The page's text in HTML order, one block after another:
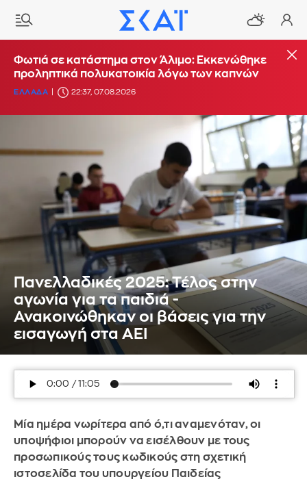
Φωτιά σε κατάστημα στον Άλιμο: Εκκενώθηκε
προληπτικά πολυκατοικία λόγω των καπνών
ΕΛΛΑΔΑ 22:37, 07.08.2026
Πανελλαδικές 2025: Τέλος στην
αγωνία για τα παιδιά -
Ανακοινώθηκαν οι βάσεις για την
εισαγωγή στα ΑΕΙ
Μία ημέρα νωρίτερα από ό,τι αναμενόταν, οι
υποψήφιοι μπορούν να εισέλθουν με τους
προσωπικούς τους κωδικούς στη σχετική
ιστοσελίδα του υπουργείου Παιδείας